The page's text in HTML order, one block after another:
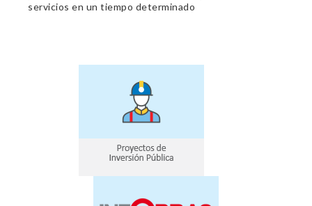
servicios en un tiempo determinado